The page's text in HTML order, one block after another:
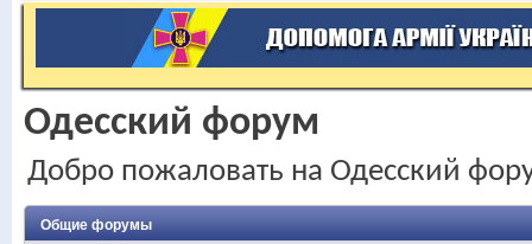
Одесский форум
Добро пожаловать на Одесский
Общие форумы